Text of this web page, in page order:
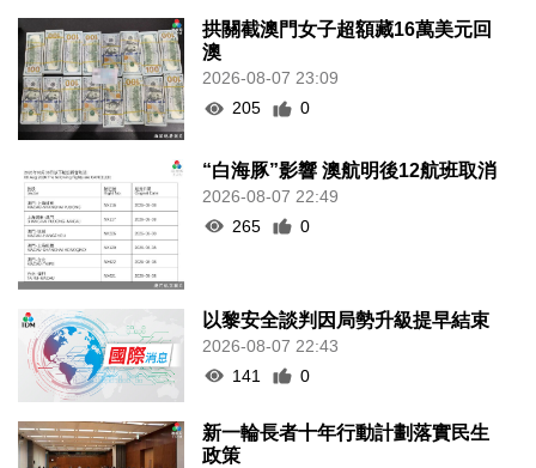
拱關截澳門女子超額藏16萬美元回
澳
2026-08-07 23:09
205
0
“白海豚”影響 澳航明後12航班取消
2026-08-07 22:49
265
0
以黎安全談判因局勢升級提早結束
2026-08-07 22:43
141
0
新一輪長者十年行動計劃落實民生
政策